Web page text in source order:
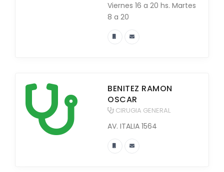
Viernes 16 a 20 hs. Martes
8 a 20
BENITEZ RAMON
OSCAR
CIRUGIA GENERAL
AV. ITALIA 1564